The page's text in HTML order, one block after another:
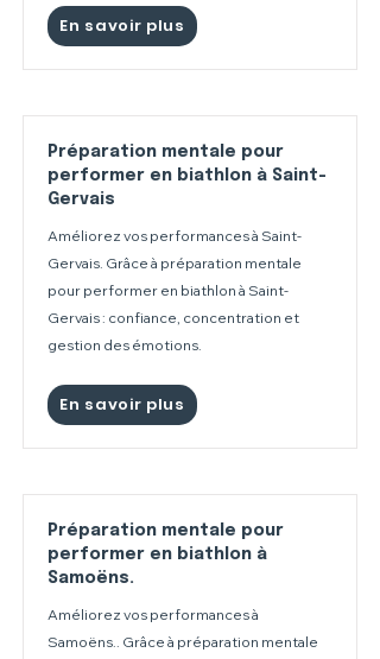
En savoir plus
Préparation mentale pour
performer en biathlon à Saint-
Gervais
Améliorez vos performances à Saint-
Gervais. Grâce à préparation mentale
pour performer en biathlon à Saint-
Gervais : confiance, concentration et
gestion des émotions.
En savoir plus
Préparation mentale pour
performer en biathlon à
Samoëns.
Améliorez vos performances à
Samoëns.. Grâce à préparation mentale